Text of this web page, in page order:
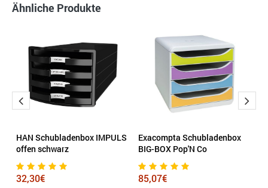
Ähnliche Produkte
HAN Schubladenbox IMPULS
offen schwarz
32,30€
Exacompta Schubladenbox
BIG-BOX Pop'N Co
85,07€